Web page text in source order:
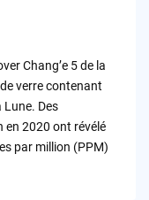
Chang’e 5 de la
verre contenant
Lune. Des
en 2020 ont révélé
par million (PPM)